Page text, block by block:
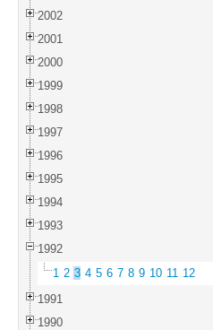
2002
2001
2000
1999
1998
1997
1996
1995
1994
1993
1992
1 2 3 4 5 6 7 8 9 10 11 12
1991
1990